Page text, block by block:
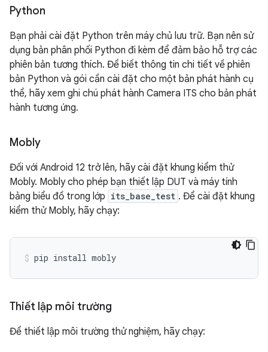
Python
Bạn phải cài đặt Python trên máy chủ lưu trữ. Bạn nên sử
dụng bản phân phối Python đi kèm để đảm bảo hỗ trợ các
phiên bản tương thích. Để biết thông tin chi tiết về phiên
bản Python và gói cần cài đặt cho một bản phát hành cụ
thể, hãy xem ghi chú phát hành Camera ITS cho bản phát
hành tương ứng.
Mobly
Đối với Android 12 trở lên, hãy cài đặt khung kiểm thử
Mobly. Mobly cho phép bạn thiết lập DUT và máy tính
bảng biểu đồ trong lớp its_base_test . Để cài đặt khung
kiểm thử Mobly, hãy chạy:
pip install mobly
Thiết lập môi trường
Để thiết lập môi trường thử nghiệm, hãy chạy: